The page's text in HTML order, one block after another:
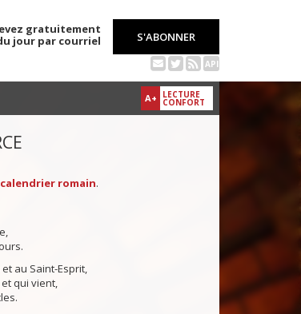
gratuitement
jour par courriel
S'ABONNER
API
A+ LECTURE
CONFORT
calendrier romain.
au Saint-Esprit,
qui vient,